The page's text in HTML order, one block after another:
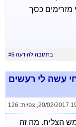
מזרימים כסך
בתגובה להודעה #6
עשה לי רעשים
20/02/2017 צפיות: 126
הצליח. מה זה